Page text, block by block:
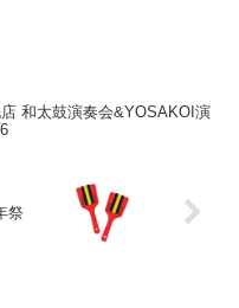
和太鼓演奏会&YOSAKOI演
祭